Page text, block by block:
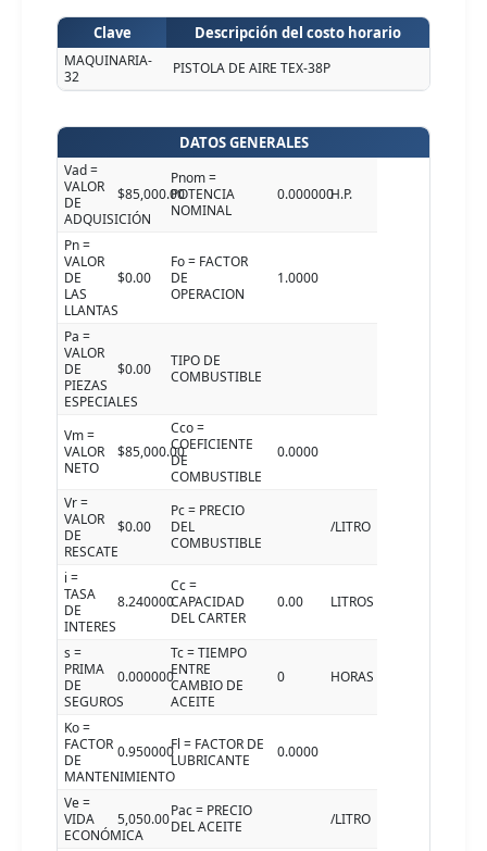
Clave Descripción del costo horario
MAQUINARIA-
32
PISTOLA DE AIRE TEX-38P
DATOS GENERALES
Vad =
VALOR
DE
ADQUISICIÓN
$85,000.00
Pnom =
POTENCIA
NOMINAL
0.000000H.P.
Pn =
VALOR
DE
LAS
LLANTAS
$0.00
Fo = FACTOR
DE
OPERACION
1.0000
Pa =
VALOR
DE
PIEZAS
ESPECIALES
$0.00
TIPO DE
COMBUSTIBLE
Vm =
VALOR
NETO
$85,000.00
Cco =
COEFICIENTE
DE
COMBUSTIBLE
0.0000
Vr =
VALOR
DE
RESCATE
$0.00
Pc = PRECIO
DEL
COMBUSTIBLE
/LITRO
i =
TASA
DE
INTERES
8.240000
Cc =
CAPACIDAD
DEL CARTER
0.00 LITROS
s =
PRIMA
DE
SEGUROS
0.000000
Tc = TIEMPO
ENTRE
CAMBIO DE
ACEITE
0 HORAS
Ko =
FACTOR
DE
MANTENIMIENTO
0.950000Fl = FACTOR DE
LUBRICANTE
0.0000
Ve =
VIDA
ECONÓMICA
5,050.00Pac = PRECIO
DEL ACEITE
/LITRO